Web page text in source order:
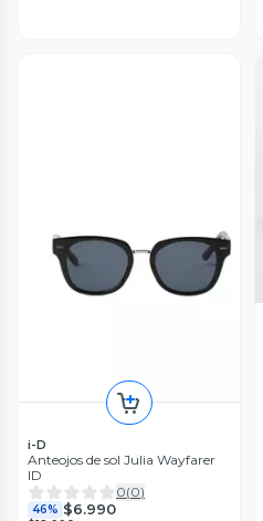
i-D
Anteojos de sol Julia Wayfarer
ID
0(0)
46% $6.990